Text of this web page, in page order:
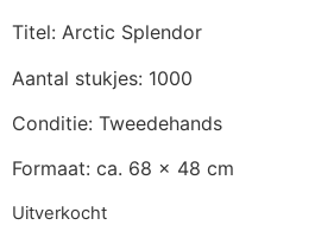
Titel: Arctic Splendor
Aantal stukjes: 1000
Conditie: Tweedehands
Formaat: ca. 68 x 48 cm
Uitverkocht